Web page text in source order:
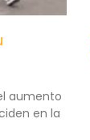
aumento
en la